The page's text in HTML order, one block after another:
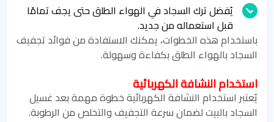
يُفضل ترك السجاد في الهواء الطلق حتى يجف تمامًا
قبل استعماله من جديد.
باستخدام هذه الخطوات، يمكنك الاستفادة من فوائد تجفيف
السجاد بالهواء الطلق بكفاءة وسهولة.
استخدام النشافة الكهربائية
يُعتبر استخدام النشافة الكهربائية خطوة مهمة بعد غسيل
السجاد بالبيت لضمان سرعة التجفيف والتخلص من الرطوبة.